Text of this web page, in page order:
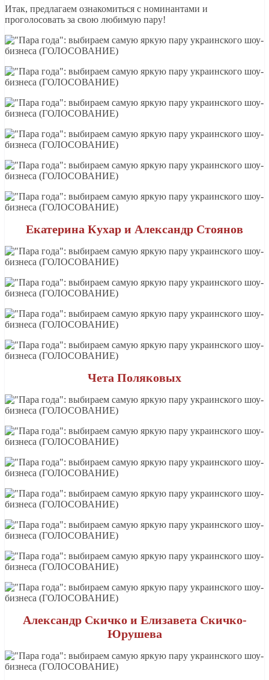
Итак, предлагаем ознакомиться с номинантами и
проголосовать за свою любимую пару!
Екатерина Кухар и Александр Стоянов
Чета Поляковых
Александр Скичко и Елизавета Скичко-
Юрушева